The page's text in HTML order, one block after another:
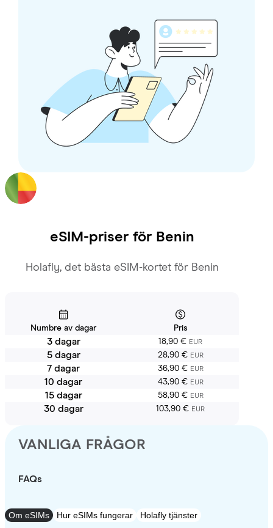
eSIM-priser för Benin
Holafly, det bästa eSIM-kortet för Benin
Numbre av dagar Pris
3 dagar 18,90 € EUR
5 dagar 28,90 € EUR
7 dagar 36,90 € EUR
10 dagar 43,90 € EUR
15 dagar 58,90 € EUR
30 dagar 103,90 € EUR
VANLIGA FRÅGOR
FAQs
Om eSIMs Hur eSIMs fungerar Holafly tjänster